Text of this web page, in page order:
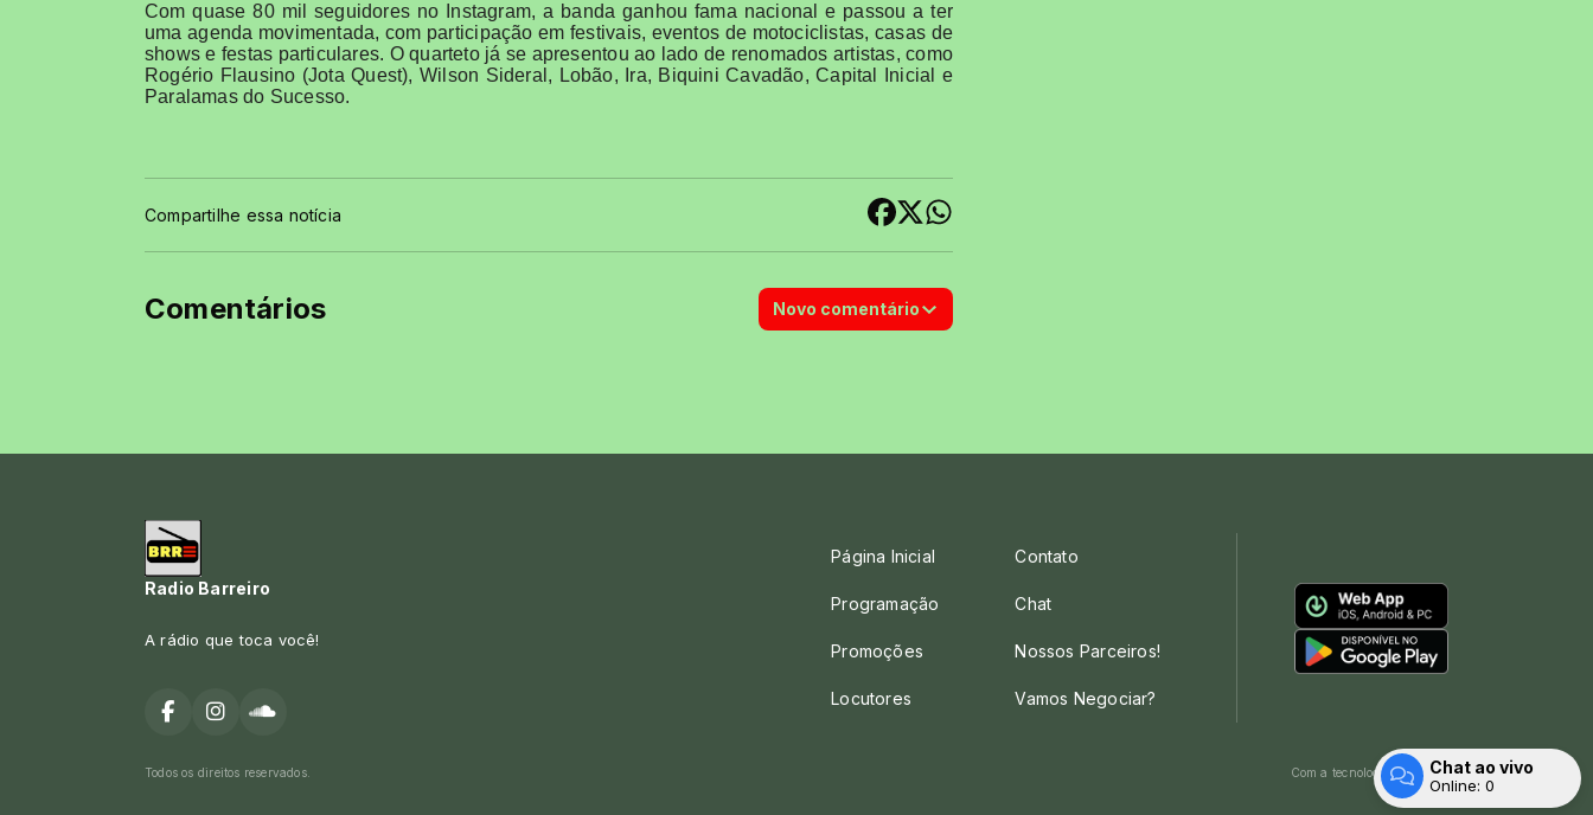
Com quase 80 mil seguidores no Instagram, a banda ganhou fama nacional e passou a ter
uma agenda movimentada, com participação em festivais, eventos de motociclistas, casas de
shows e festas particulares. O quarteto já se apresentou ao lado de renomados artistas, como
Rogério Flausino (Jota Quest), Wilson Sideral, Lobão, Ira, Biquini Cavadão, Capital Inicial e
Paralamas do Sucesso.
Compartilhe essa notícia
Comentários Novo comentário
Radio Barreiro
A rádio que toca você!
Página Inicial
Programação
Promoções
Locutores
Contato
Chat
Nossos Parceiros!
Vamos Negociar?
Todos os direitos reservados. Com a tecnologia Chat ao vivo
Online: 0